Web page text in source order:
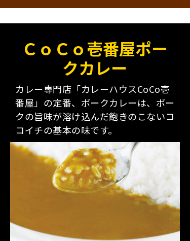
ＣｏＣｏ壱番屋ポー
クカレー
カレー専門店「カレーハウスCoCo壱
番屋」の定番、ポークカレーは、ポー
クの旨味が溶け込んだ飽きのこないコ
コイチの基本の味です。